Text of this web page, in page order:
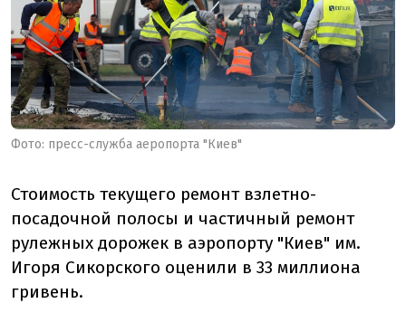
Фото: пресс-служба аеропорта "Киев"
Стоимость текущего ремонт взлетно-
посадочной полосы и частичный ремонт
рулежных дорожек в аэропорту "Киев" им.
Игоря Сикорского оценили в 33 миллиона
гривень.